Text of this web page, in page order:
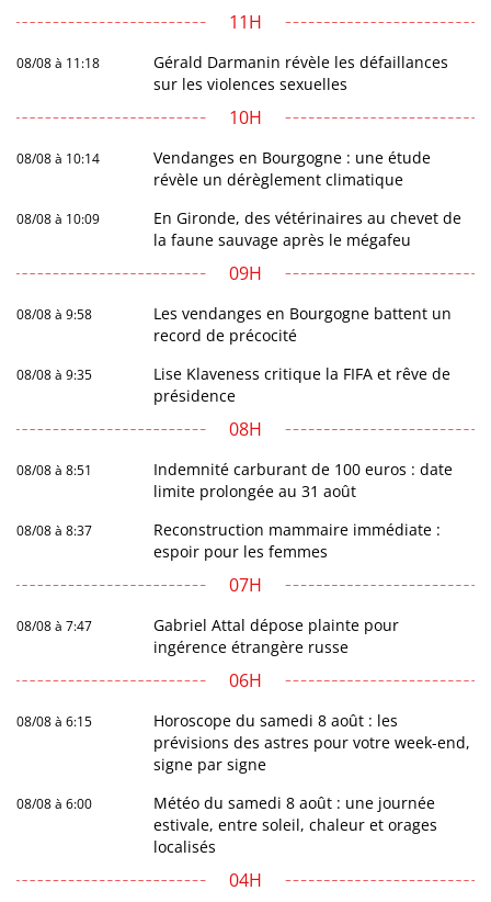
11H
08/08 à 11:18
Gérald Darmanin révèle les défaillances
sur les violences sexuelles
10H
08/08 à 10:14
Vendanges en Bourgogne : une étude
révèle un dérèglement climatique
08/08 à 10:09
En Gironde, des vétérinaires au chevet de
la faune sauvage après le mégafeu
09H
08/08 à 9:58
Les vendanges en Bourgogne battent un
record de précocité
08/08 à 9:35
Lise Klaveness critique la FIFA et rêve de
présidence
08H
08/08 à 8:51
Indemnité carburant de 100 euros : date
limite prolongée au 31 août
08/08 à 8:37
Reconstruction mammaire immédiate :
espoir pour les femmes
07H
08/08 à 7:47
Gabriel Attal dépose plainte pour
ingérence étrangère russe
06H
08/08 à 6:15
Horoscope du samedi 8 août : les
prévisions des astres pour votre week-end,
signe par signe
08/08 à 6:00
Météo du samedi 8 août : une journée
estivale, entre soleil, chaleur et orages
localisés
04H